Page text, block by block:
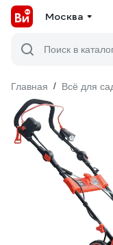
Москва
Поиск в
Главная / Всё для